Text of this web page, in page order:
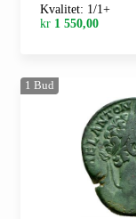
Kvalitet: 1/1+
kr 1 550,00
1 Bud